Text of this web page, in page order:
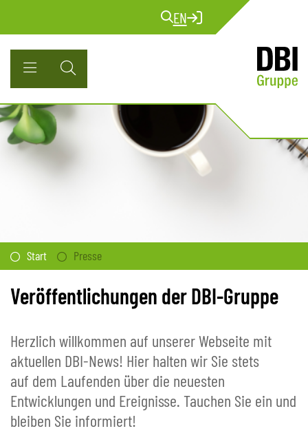
EN
Start Presse
Veröffentlichungen der DBI-Gruppe
Herzlich willkommen auf unserer Webseite mit
aktuellen DBI-News! Hier halten wir Sie stets
auf dem Laufenden über die neuesten
Entwicklungen und Ereignisse. Tauchen Sie ein und
bleiben Sie informiert!